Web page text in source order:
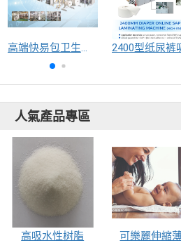
高端快易包卫生巾设备
人氣產品專區
高吸水性树脂 可樂麗伸縮